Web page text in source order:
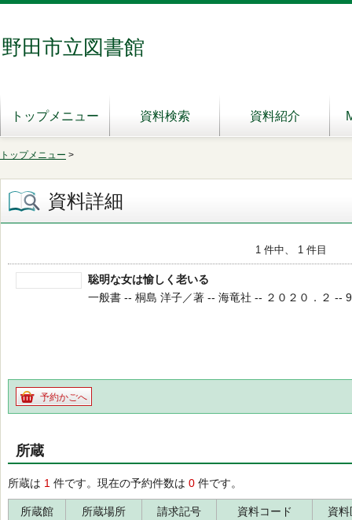
野田市立図書館
トップメニュー 資料検索 資料紹介
トップメニュー >
資料詳細
1 件中、 1 件目
聡明な女は愉しく老いる
一般書 -- 桐島 洋子／著 -- 海竜社 -- ２０２０．２ --
予約かごへ
所蔵
所蔵は 1 件です。現在の予約件数は 0 件です。
所蔵館 所蔵場所 請求記号 資料コード 資